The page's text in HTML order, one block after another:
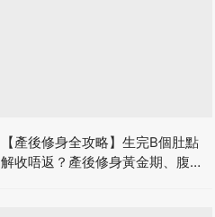
【產後修身全攻略】生完B個肚點
解收唔返？產後修身黃金期、腹直